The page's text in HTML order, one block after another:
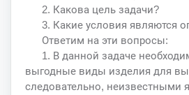
2. Какова цель задачи?
3. Какие условия являются
Ответим на эти вопросы:
1. В данной задаче
выгодные виды изделия для
следовательно, неизвестными